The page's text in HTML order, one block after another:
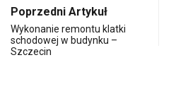
Poprzedni Artykuł
Wykonanie remontu klatki
schodowej w budynku –
Szczecin